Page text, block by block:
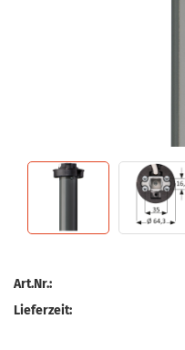
Art.Nr.:
Lieferzeit: